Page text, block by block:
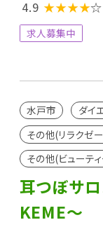
4.9 ★★★★☆
求人募集中
水戸市
ダイ
その他(リラクゼ
その他(ビューテ
耳つぼサ
KEME～